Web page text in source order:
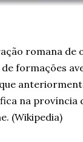
romana de
formações
na província
(Wikipedia)